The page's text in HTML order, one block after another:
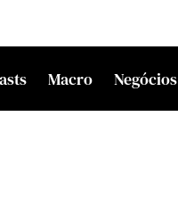
Macro Negócios